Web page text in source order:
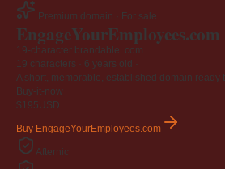
Premium domain · For sale
EngageYourEmployees.com
19-character brandable .com
19 characters · 6 years old
A short, memorable, established domain
Buy-it-now
$195USD
Buy EngageYourEmployees.com
Afternic